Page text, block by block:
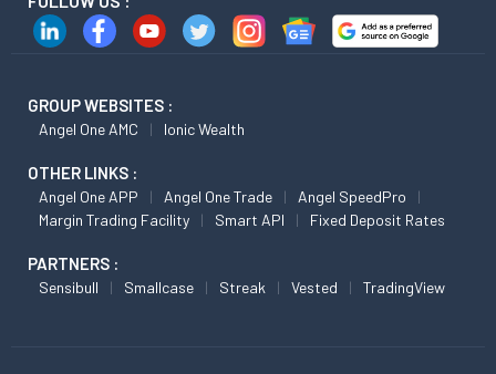
GROUP WEBSITES :
Angel One AMC Ionic Wealth
OTHER LINKS :
Angel One APP Angel One Trade
Angel SpeedPro
Margin Trading Facility
Smart API Fixed Deposit Rates
PARTNERS :
Sensibull Smallcase Streak Vested TradingView